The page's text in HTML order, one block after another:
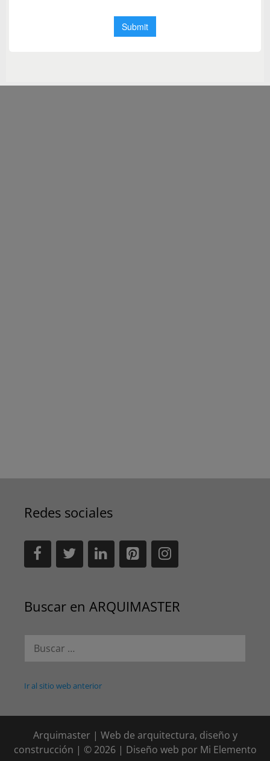
Redes sociales
Buscar en ARQUIMASTER
Ir al sitio web anterior
Arquimaster | Web de arquitectura, diseño y
construcción | © 2026 | Diseño web por Mi Elemento